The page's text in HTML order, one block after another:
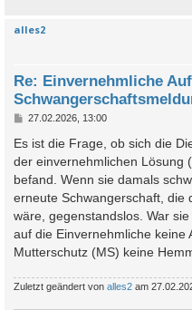
alles2
Re: Einvernehmliche
B
i
r
a
g
27.02.2026, 13:00
Es ist die Frage, ob sich die
der einvernehmlichen Lösung
befand. Wenn sie damals
erneute Schwangerschaft, die
wäre, gegenstandslos. War
auf die Einvernehmliche keine
Mutterschutz (MS) keine
Zuletzt geändert von alles2 am